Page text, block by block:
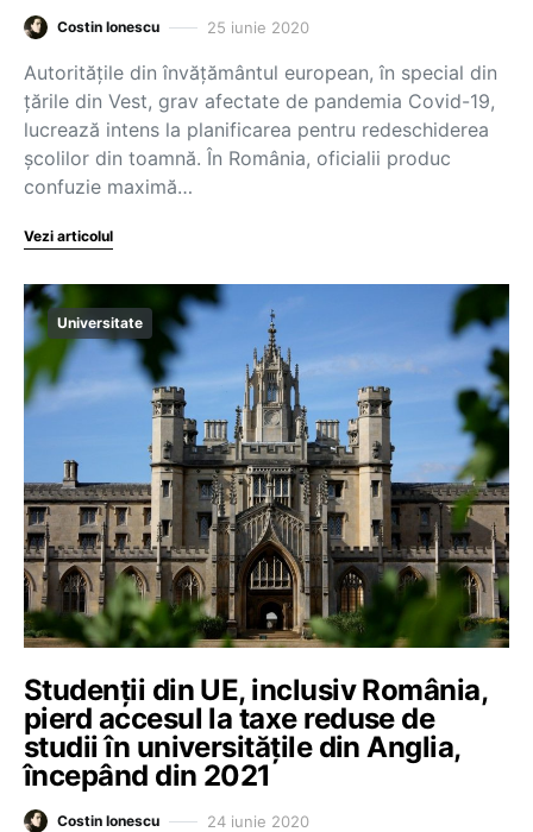
Costin Ionescu 25 iunie 2020
Autoritățile din învățământul european, în special din
țările din Vest, grav afectate de pandemia Covid-19,
lucrează intens la planificarea pentru redeschiderea
școlilor din toamnă. În România, oficialii produc
confuzie maximă…
Vezi articolul
Universitate
Studenții din UE, inclusiv România,
pierd accesul la taxe reduse de
studii în universitățile din Anglia,
începând din 2021
Costin Ionescu 24 iunie 2020